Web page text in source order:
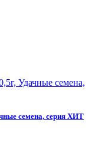
семена, серия ХИТ